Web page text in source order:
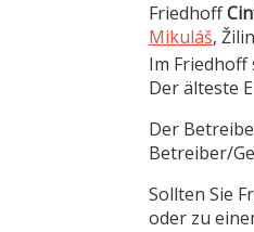
Friedhoff
Mikuláš,
Im Friedhoff
Der älteste
Der
Betreiber/
Sollten Sie
oder zu